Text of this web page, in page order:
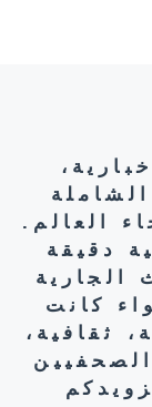
العالم.
دقيقة
الجارية
كانت
ثقافية،